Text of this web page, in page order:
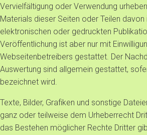
Vervielfältigung oder Verwendung
Materials dieser Seiten oder Teilen davon
elektronischen oder gedruckten
Veröffentlichung ist aber nur mit
Webseitenbetreibers gestattet. Der
Auswertung sind allgemein gestattet,
bezeichnet wird.
Texte, Bilder, Grafiken und sonstige
ganz oder teilweise dem Urheberrecht
das Bestehen möglicher Rechte Dritter